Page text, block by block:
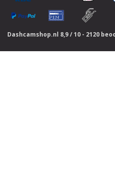
Dashcamshop.nl 8,9/10 - 2120